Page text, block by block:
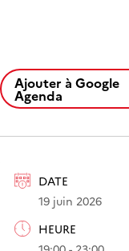
DATE
19 juin 2026
HEURE
Ajouter à Google
Agenda